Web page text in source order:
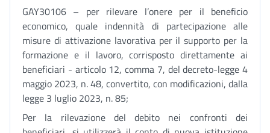
GAY30106 – per rilevare l’onere per il beneficio
economico, quale indennità di partecipazione alle
misure di attivazione lavorativa per il supporto per la
formazione e il lavoro, corrisposto direttamente ai
beneficiari - articolo 12, comma 7, del decreto-legge 4
maggio 2023, n. 48, convertito, con modificazioni, dalla
legge 3 luglio 2023, n. 85;
Per la rilevazione del debito nei confronti dei